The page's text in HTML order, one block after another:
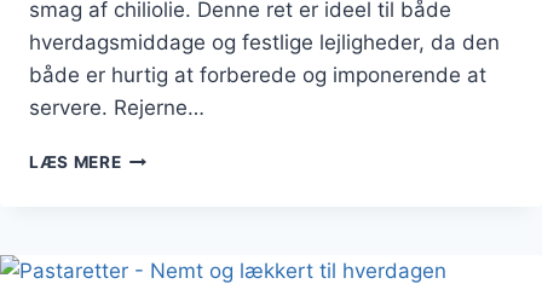
smag af chiliolie. Denne ret er ideel til både
hverdagsmiddage og festlige lejligheder, da den
både er hurtig at forberede og imponerende at
servere. Rejerne…
LÆS MEREPASTARETTER